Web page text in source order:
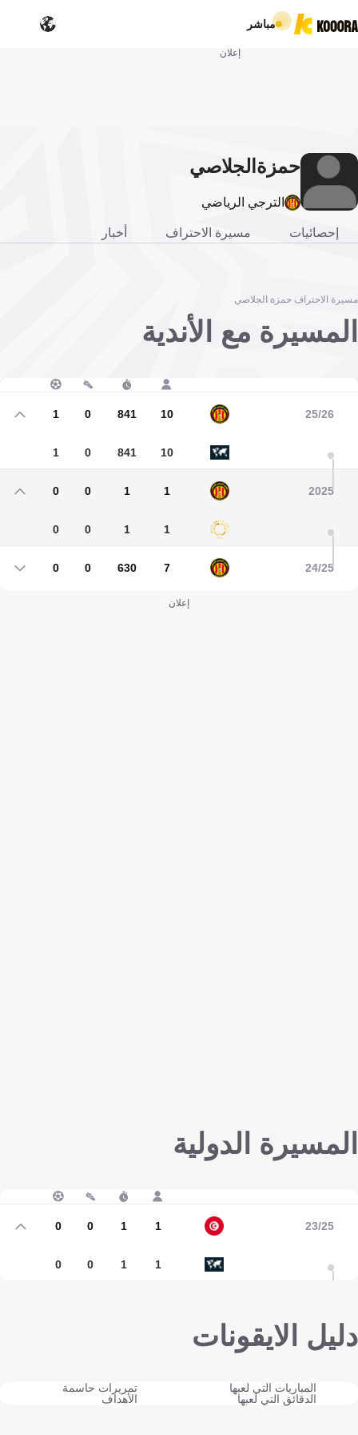
مباشر
إعلان
حمزة الجلاصي
الترجي الرياضي
إحصائيات مسيرة الاحتراف أخبار
مسيرة الاحتراف حمزة الجلاصي
المسيرة مع الأندية
25/26
10
841
0
1
10
841
0
1
2025
1
1
0
0
1
1
0
0
24/25
7
630
0
0
إعلان
المسيرة الدولية
23/25
1
1
0
0
1
1
0
0
دليل الايقونات
المباريات التي لعبها
تمريرات حاسمة
الدقائق التي لعبها
الأهداف